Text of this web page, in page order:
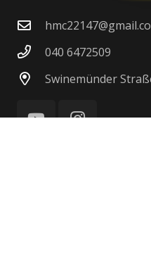
040 6472509
Swinemünder